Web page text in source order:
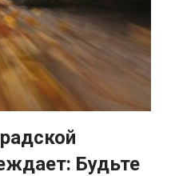
Будьте